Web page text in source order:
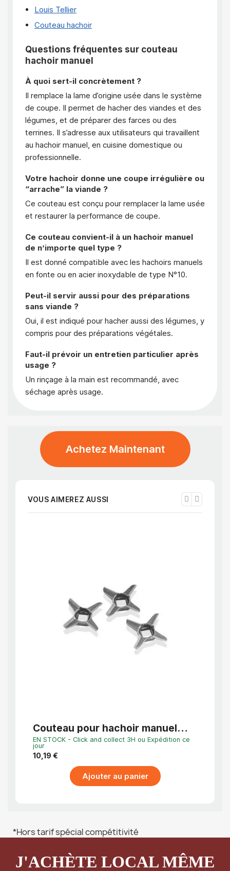
Louis Tellier
Couteau hachoir
Questions fréquentes sur couteau
hachoir manuel
À quoi sert-il concrètement ?
Il remplace la lame d’origine usée dans le système
de coupe. Il permet de hacher des viandes et des
légumes, et de préparer des farces ou des
terrines. Il s’adresse aux utilisateurs qui travaillent
au hachoir manuel, en cuisine domestique ou
professionnelle.
Votre hachoir donne une coupe irrégulière ou
“arrache” la viande ?
Ce couteau est conçu pour remplacer la lame usée
et restaurer la performance de coupe.
Ce couteau convient-il à un hachoir manuel
de n’importe quel type ?
Il est donné compatible avec les hachoirs manuels
en fonte ou en acier inoxydable de type N°10.
Peut-il servir aussi pour des préparations
sans viande ?
Oui, il est indiqué pour hacher aussi des légumes, y
compris pour des préparations végétales.
Faut-il prévoir un entretien particulier après
usage ?
Un rinçage à la main est recommandé, avec
séchage après usage.
Achetez Maintenant
VOUS AIMEREZ AUSSI
Couteau pour hachoir manuel
N°8
EN STOCK - Click and collect 3H ou Expédition ce
jour
10,19 €
Ajouter au panier
*Hors tarif spécial compétitivité
J'ACHÈTE LOCAL MÊME